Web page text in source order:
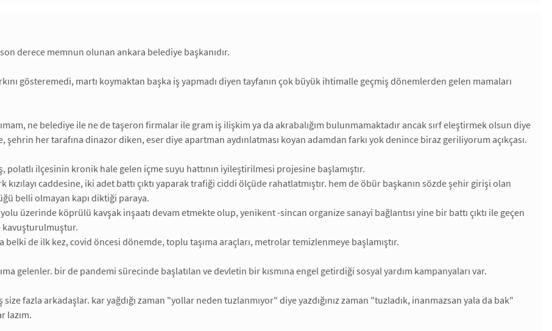
derece memnun olunan ankara belediye başkanıdır.
gösteremedi, martı koymaktan başka iş yapmadı diyen tayfanın çok büyük ihtimalle geçmiş dönemlerden gelen mamaları
ne belediye ile ne de taşeron firmalar ile gram iş ilişkim ya da akrabalığım bulunmamaktadır ancak sırf eleştirmek olsun diye
şehrin her tarafına dinazor diken, eser diye apartman aydınlatması koyan adamdan farkı yok denince biraz geriliyorum açıkçası.
polatlı ilçesinin kronik hale gelen içme suyu hattının iyileştirilmesi projesine başlamıştır.
kızılayı caddesine, iki adet battı çıktı yaparak trafiği ciddi ölçüde rahatlatmıştır. hem de öbür başkanın sözde şehir girişi olan
belli olmayan kapı diktiği paraya.
üzerinde köprülü kavşak inşaatı devam etmekte olup, yenikent -sincan organize sanayi bağlantısı yine bir battı çıktı ile geçen
kavuşturulmuştur.
belki de ilk kez, covid öncesi dönemde, toplu taşıma araçları, metrolar temizlenmeye başlamıştır.
gelenler. bir de pandemi sürecinde başlatılan ve devletin bir kısmına engel getirdiği sosyal yardım kampanyaları var.
size fazla arkadaşlar. kar yağdığı zaman "yollar neden tuzlanmıyor" diye yazdığınız zaman "tuzladık, inanmazsan yala da bak"
lazım.